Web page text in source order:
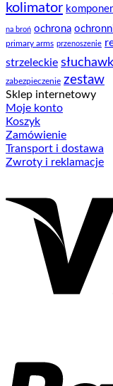
kolimator
na broń ochrona
primary arms przenoszenie
strzeleckie
zabezpieczenie zestaw
Sklep internetowy
Moje konto
Koszyk
Zamówienie
Transport i dostawa
Zwroty i reklamacje